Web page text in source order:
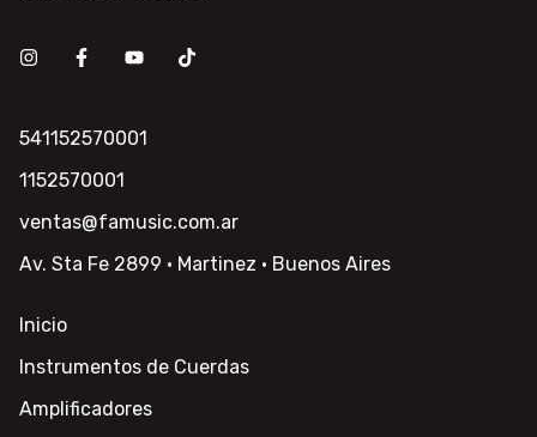
541152570001
1152570001
ventas@famusic.com.ar
Av. Sta Fe 2899 · Martinez · Buenos Aires
Inicio
Instrumentos de Cuerdas
Amplificadores